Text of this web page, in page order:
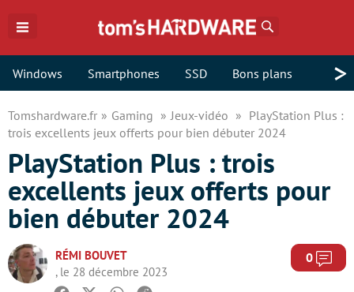
Windows Smartphones SSD Bons plans >
Tomshardware.fr Gaming Jeux-vidéo
PlayStation Plus :
trois excellents jeux offerts pour bien débuter 2024
PlayStation Plus : trois
excellents jeux offerts pour
bien débuter 2024
RÉMI BOUVET
, le 28 décembre 2023
0